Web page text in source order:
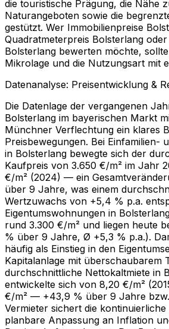
die touristische Prägung, die Nähe
Naturangeboten sowie die
gestützt. Wer Immobilienpreise
Quadratmeterpreis Bolsterlang
Bolsterlang bewerten möchte,
Mikrolage und die Nutzungsart mit
Datenanalyse: Preisentwicklung &
Die Datenlage der vergangenen
Bolsterlang im bayerischen Markt
Münchner Verflechtung ein klares
Preisbewegungen. Bei Einfamilien-
in Bolsterlang bewegte sich der
Kaufpreis von 3.650 €/m² im Jahr
€/m² (2024) — ein
über 9 Jahre, was einem
Wertzuwachs von +5,4 % p.a.
Eigentumswohnungen in
rund 3.300 €/m² und liegen heute
% über 9 Jahre, Ø +5,3 % p.a.).
häufig als Einstieg in den
Kapitalanlage mit überschaubarem
durchschnittliche Nettokaltmiete in
entwickelte sich von 8,20 €/m²
€/m² — +43,9 % über 9 Jahre
Vermieter sichert die
planbare Anpassung an Inflation